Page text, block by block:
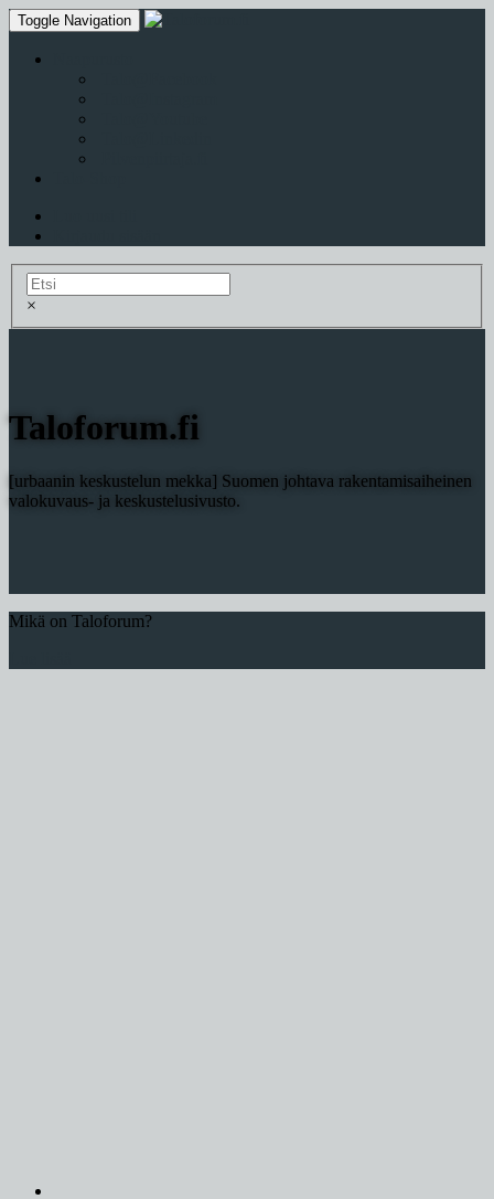
Toggle Navigation
×
Taloforum.fi
[urbaanin keskustelun mekka] Suomen johtava rakentamisaiheinen
valokuvaus- ja keskustelusivusto.
Mikä on Taloforum?